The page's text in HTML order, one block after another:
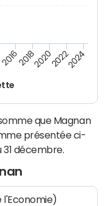
20162018202020222024
que Magnan
présentée ci-
décembre.
l'Economie)